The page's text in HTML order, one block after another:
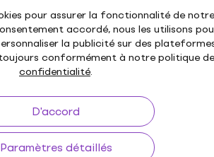
pour assurer la fonctionnalité de notre
accordé, nous les utilisons
la publicité sur des
conformément à notre politique de
confidentialité.
D'accord
Paramètres détaillés